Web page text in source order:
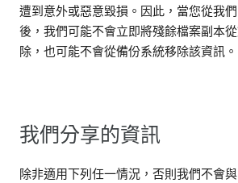
遭到意外或惡意毀損。因此，當您從我
後，我們可能不會立即將殘餘檔案副本
除，也可能不會從備份系統移除該資訊。
我們分享的資訊
除非適用下列任一情況，否則我們不會